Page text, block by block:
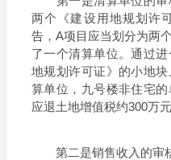
两个《建设用地规划许
告，A项目应当划分为两
了一个清算单位。通过
地规划许可证》的小地
算单位，九号楼非住宅
应退土地增值税约300万元
第二是销售收入的审